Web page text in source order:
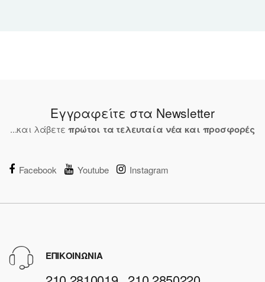
Εγγραφείτε στα Newsletter
...και λάβετε πρώτοι τα τελευταία νέα και προσφορές
Facebook Youtube Instagram
ΕΠΙΚΟΙΝΩΝΙΑ